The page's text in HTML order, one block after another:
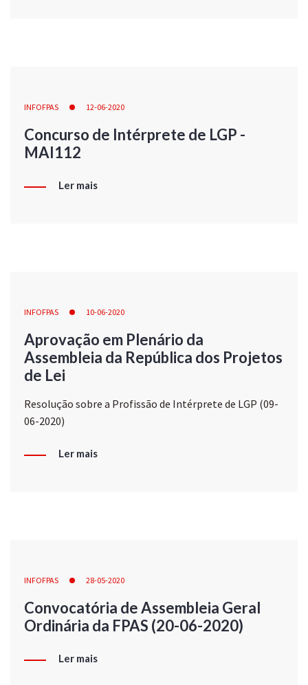
INFOFPAS 12-06-2020
Concurso de Intérprete de LGP -
MAI112
Ler mais
INFOFPAS 10-06-2020
Aprovação em Plenário da
Assembleia da República dos Projetos
de Lei
Resolução sobre a Profissão de Intérprete de LGP (09-
06-2020)
Ler mais
INFOFPAS 28-05-2020
Convocatória de Assembleia Geral
Ordinária da FPAS (20-06-2020)
Ler mais